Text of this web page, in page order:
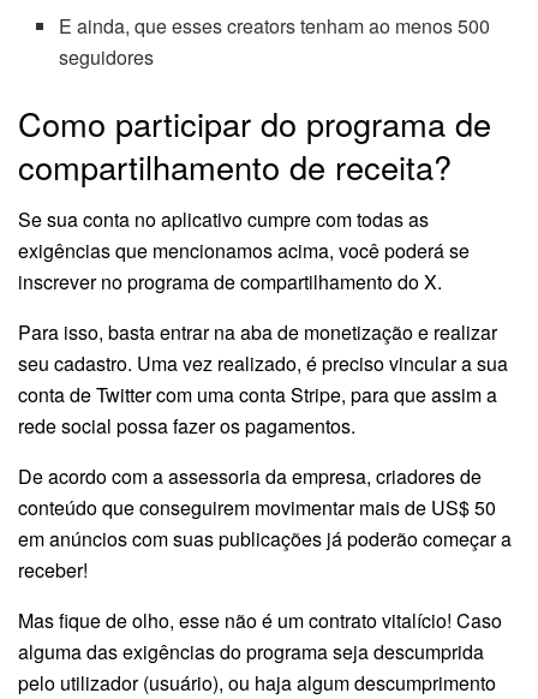
E ainda, que esses creators tenham ao menos 500
seguidores
Como participar do programa de
compartilhamento de receita?
Se sua conta no aplicativo cumpre com todas as
exigências que mencionamos acima, você poderá se
inscrever no programa de compartilhamento do X.
Para isso, basta entrar na aba de monetização e realizar
seu cadastro. Uma vez realizado, é preciso vincular a sua
conta de Twitter com uma conta Stripe, para que assim a
rede social possa fazer os pagamentos.
De acordo com a assessoria da empresa, criadores de
conteúdo que conseguirem movimentar mais de US$ 50
em anúncios com suas publicações já poderão começar a
receber!
Mas fique de olho, esse não é um contrato vitalício! Caso
alguma das exigências do programa seja descumprida
pelo utilizador (usuário), ou haja algum descumprimento